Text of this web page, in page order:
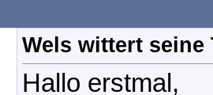
Wels wittert seine
Hallo erstmal,